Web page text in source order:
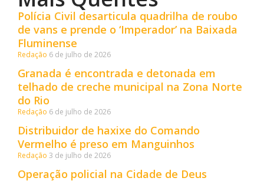
Polícia Civil desarticula quadrilha de roubo
de vans e prende o ‘Imperador’ na Baixada
Fluminense
Redação 6 de julho de 2026
Granada é encontrada e detonada em
telhado de creche municipal na Zona Norte
do Rio
Redação 6 de julho de 2026
Distribuidor de haxixe do Comando
Vermelho é preso em Manguinhos
Redação 3 de julho de 2026
Operação policial na Cidade de Deus